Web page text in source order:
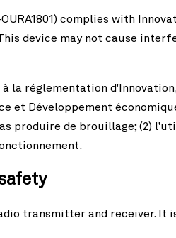
complies with
device may not cause
la réglementation
et Développement
produire de brouillage; (2)
transmitter and receiver. It